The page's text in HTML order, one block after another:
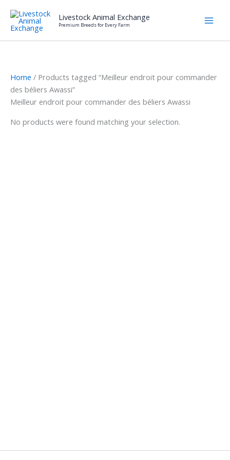
content
Livestock Animal Exchange
Premium Breeds for Every Farm
Home / Products tagged “Meilleur endroit pour commander
des béliers Awassi”
Meilleur endroit pour commander des béliers Awassi
No products were found matching your selection.